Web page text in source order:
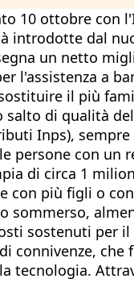
10 ottobre
introdotte dal
un netto
l'assistenza a
il più
di qualità
Inps),
persone con
di circa 1
con più figli o
sommerso,
sostenuti per il
connivenze,
tecnologia.